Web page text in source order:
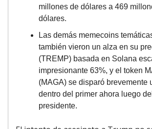
millones de dólares a 469
dólares.
Las demás memecoins
también vieron un alza en su
(TREMP) basada en Solana
impresionante 63%, y el token
(MAGA) se disparó brevemente
dentro del primer ahora luego
presidente.